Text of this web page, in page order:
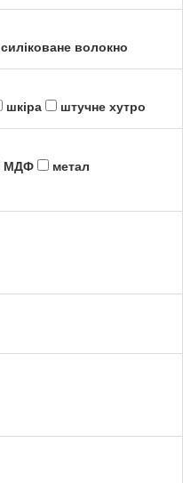
силіковане волокно
шкіра штучне хутро
МДФ
метал